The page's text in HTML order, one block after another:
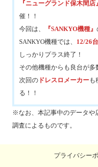
『ニューグランド保木間店』
催！！
今回は、
『SANKYO機種』
SANKYO機種では、 12/26台
しっかりプラス終了！
その他機種からも良台が多
次回の ドレスロメーカーも
る！！
※なお、本記事中のデータや
調査によるものです。
プライバシー